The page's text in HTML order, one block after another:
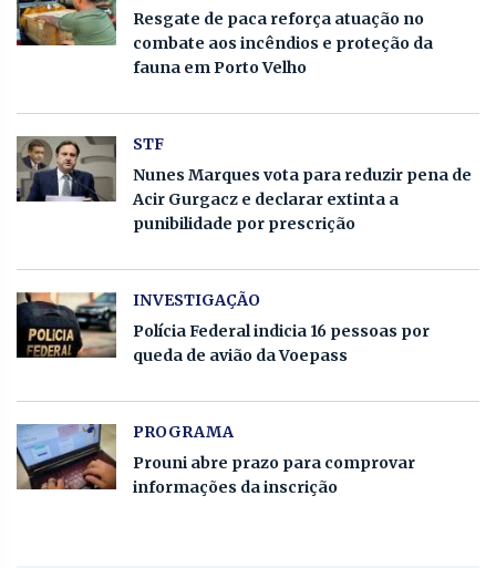
Resgate de paca reforça atuação no
combate aos incêndios e proteção da
fauna em Porto Velho
STF
Nunes Marques vota para reduzir pena de
Acir Gurgacz e declarar extinta a
punibilidade por prescrição
INVESTIGAÇÃO
Polícia Federal indicia 16 pessoas por
queda de avião da Voepass
PROGRAMA
Prouni abre prazo para comprovar
informações da inscrição